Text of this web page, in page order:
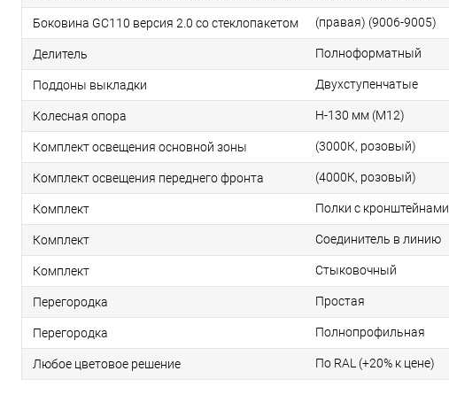
Боковина GС110 версия 2.0 со стеклопакетом (правая) (9006-9005)
Делитель Полноформатный
Поддоны выкладки Двухступенчатые
Колесная опора H-130 мм (М12)
Комплект освещения основной зоны (3000К, розовый)
Комплект освещения переднего фронта (4000К, розовый)
Комплект Полки с кронштейнами
Комплект Соединитель в линию
Комплект Стыковочный
Перегородка Простая
Перегородка Полнопрофильная
Любое цветовое решение По RAL (+20% к цене)